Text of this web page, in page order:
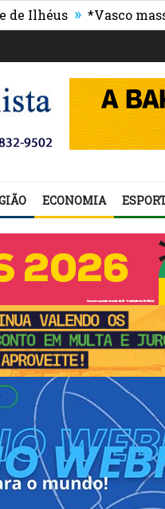
» *Vasco massacra e
ECONOMIA